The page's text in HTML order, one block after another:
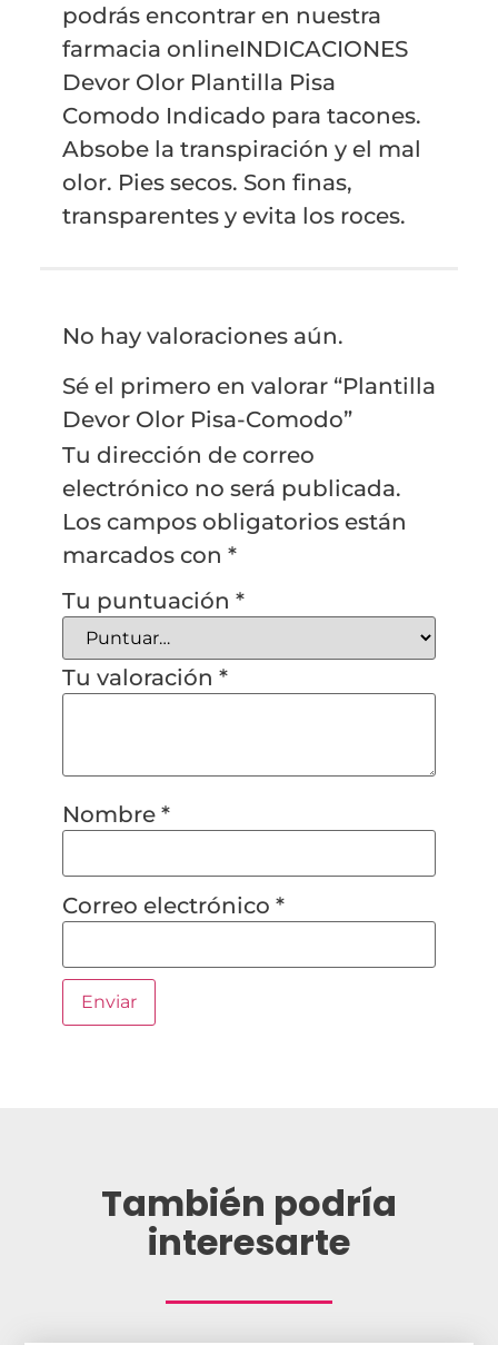
podrás encontrar en nuestra
farmacia onlineINDICACIONES
Devor Olor Plantilla Pisa
Comodo Indicado para tacones.
Absobe la transpiración y el mal
olor. Pies secos. Son finas,
transparentes y evita los roces.
No hay valoraciones aún.
Sé el primero en valorar “Plantilla
Devor Olor Pisa-Comodo”
Tu dirección de correo
electrónico no será publicada.
Los campos obligatorios están
marcados con *
Tu puntuación *
Tu valoración *
Nombre *
Correo electrónico *
También podría
interesarte